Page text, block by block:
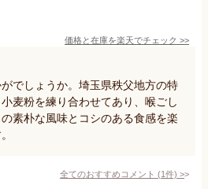
価格と在庫を楽天でチェック >>
でしょうか。埼玉県秩父地方の特
麦粉を練り合わせてあり、喉ごし
素朴な風味とコシのある食感を楽
全てのおすすめコメント (1件) >